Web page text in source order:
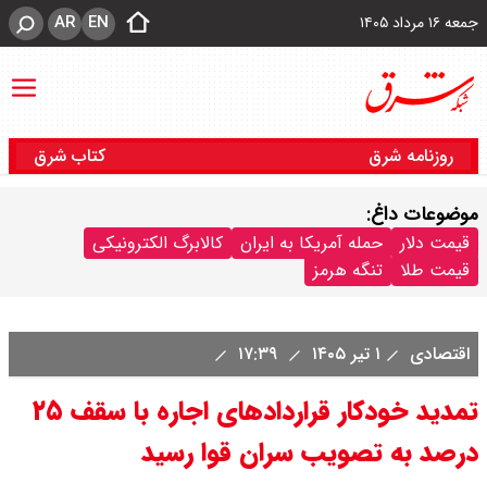
جمعه ۱۶ مرداد ۱۴۰۵ EN
AR
روزنامه شرق کتاب شرق
موضوعات داغ:
قیمت دلار حمله آمریکا به ایران
کالابرگ الکترونیکی
قیمت طلا
تنگه هرمز
اقتصادی ۱ تیر ۱۴۰۵
تمدید خودکار قراردادهای اجاره با سقف ۲۵
درصد به تصویب سران قوا رسید